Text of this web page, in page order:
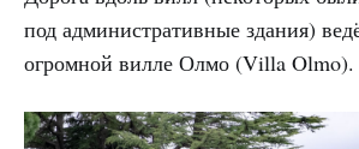
под административные здания)
огромной вилле Олмо (Villa Olmo).